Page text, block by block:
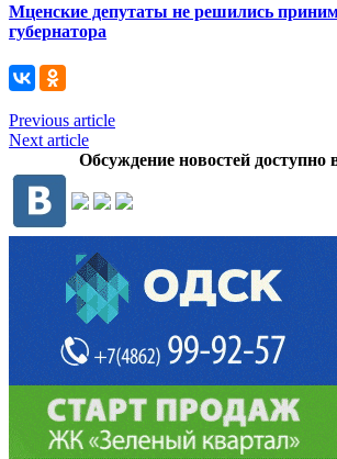
Мценские депутаты не решились
губернатора
Previous article
Next article
Обсуждение новостей доступно